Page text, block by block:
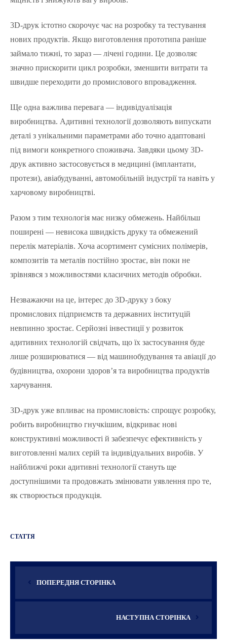
3D-друк істотно скорочує час на розробку та тестування
нових продуктів. Якщо виготовлення прототипа раніше
займало тижні, то зараз — лічені години. Це дозволяє
значно прискорити цикл розробки, зменшити витрати та
швидше переходити до промислового впровадження.
Ще одна важлива перевага — індивідуалізація
виробництва. Адитивні технології дозволяють випускати
деталі з унікальними параметрами або точно адаптовані
під вимоги конкретного споживача. Завдяки цьому 3D-
друк активно застосовується в медицині (імплантати,
протези), авіабудуванні, автомобільній індустрії та навіть у
харчовому виробництві.
Разом з тим технологія має низку обмежень. Найбільш
поширені — невисока швидкість друку та обмежений
перелік матеріалів. Хоча асортимент сумісних полімерів,
композитів та металів постійно зростає, він поки не
зрівнявся з можливостями класичних методів обробки.
Незважаючи на це, інтерес до 3D-друку з боку
промислових підприємств та державних інституцій
невпинно зростає. Серйозні інвестиції у розвиток
адитивних технологій свідчать, що їх застосування буде
лише розширюватися — від машинобудування та авіації до
будівництва, охорони здоров’я та виробництва продуктів
харчування.
3D-друк уже впливає на промисловість: спрощує розробку,
робить виробництво гнучкішим, відкриває нові
конструктивні можливості й забезпечує ефективність у
виготовленні малих серій та індивідуальних виробів. У
найближчі роки адитивні технології стануть ще
доступнішими та продовжать змінювати уявлення про те,
як створюється продукція.
СТАТТЯ
ПОПЕРЕДНЯ СТОРІНКА
НАСТУПНА СТОРІНКА